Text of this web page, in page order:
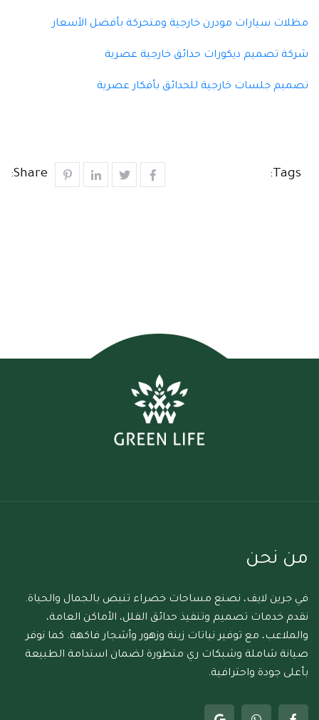
مظلات سيارات مودرن خارجية ومتحركة بأفضل الأسعار
شركة تصميم ديكورات حدائق خارجية عصرية
تصميم جلسات خارجية للحدائق بأفكار عصرية
Tags:
Share:
من نحن
في جرين لايف، نصنع مساحات خضراء تنبض بالجمال والحياة.
نقدم خدمات تصميم وتنفيذ حدائق الفلل، الأماكن العامة،
والملاعب، مع توفير نباتات زينة وزهور وأشجار فاكهة. كما نوفر
صيانة شاملة وشبكات ري متطورة لضمان استدامة الطبيعة
بأعلى جودة واحترافية.